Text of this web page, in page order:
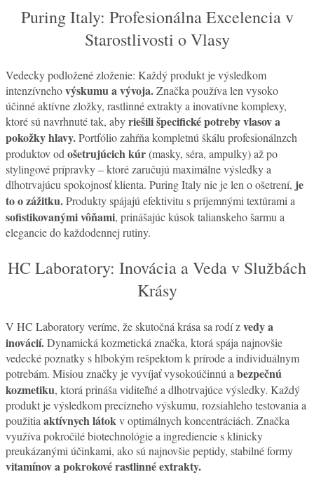
Puring Italy: Profesionálna Excelencia v
Starostlivosti o Vlasy
Vedecky podložené zloženie: Každý produkt je výsledkom
intenzívnehovýskumu a vývoja.Značka používa len vysoko
účinné aktívne zložky, rastlinné extrakty a inovatívne komplexy,
ktoré sú navrhnuté tak, abyriešili špecifické potreby vlasov a
pokožky hlavy.Portfólio zahŕňa kompletnú škálu profesionálnzch
produktov odošetrujúcich kúr(masky, séra, ampulky) až po
stylingové prípravky – ktoré zaručujú maximálne výsledky a
dlhotrvajúcu spokojnosť klienta. Puring Italy nie je len o ošetrení, je
to o zážitku.Produkty spájajú efektivitu s príjemnými textúrami a
sofistikovanými vôňami, prinášajúc kúsok talianskeho šarmu a
elegancie do každodennej rutiny.
HC Laboratory: Inovácia a Veda v Službách
Krásy
V HC Laboratory veríme, že skutočná krása sa rodí zvedy a
inovácií.Dynamická kozmetická značka, ktorá spája najnovšie
vedecké poznatky s hlbokým rešpektom k prírode a individuálnym
potrebám. Misiou značky je vyvíjať vysokoúčinnú abezpečnú
kozmetiku, ktorá prináša viditeľné a dlhotrvajúce výsledky. Každý
produkt je výsledkom precízneho výskumu, rozsiahleho testovania a
použitiaaktívnych látokv optimálnych koncentráciách. Značka
využíva pokročilé biotechnológie a ingrediencie s klinicky
preukázanými účinkami, ako sú najnovšie peptidy, stabilné formy
vitamínov a pokrokové rastlinné extrakty.